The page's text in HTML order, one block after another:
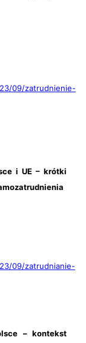
09/zatrudnienie-
i UE – krótki
09/zatrudnianie-
– kontekst